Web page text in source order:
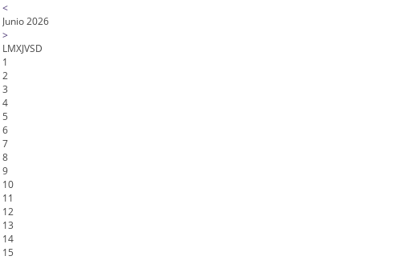
<
Junio 2026
>
LMXJVSD
1
2
3
4
5
6
7
8
9
10
11
12
13
14
15